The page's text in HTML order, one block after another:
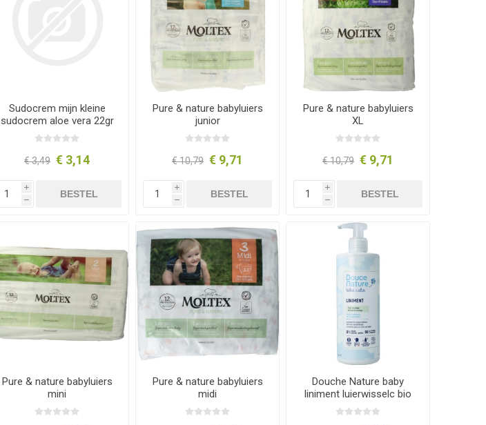
Sudocrem mijn kleine
sudocrem aloe vera 22gr
€ 3,49 € 3,14
i
h
BESTEL
Pure & nature babyluiers
junior
€ 10,79 € 9,71
i
h
BESTEL
Pure & nature babyluiers
XL
€ 10,79 € 9,71
i
h
BESTEL
Pure & nature babyluiers
mini
Pure & nature babyluiers
midi
Douche Nature baby
liniment luierwisselc bio
350ml